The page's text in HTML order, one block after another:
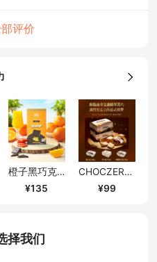
评价
橙子黑巧克力 90克/盒*3盒 美国原装进口
135
CHOCZERO零巧 Jolies黑巧克力夹心曲奇
99
择我们